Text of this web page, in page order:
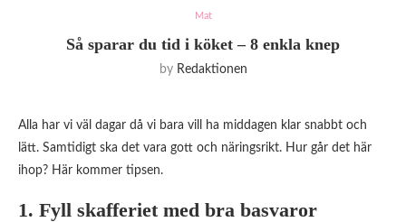
Mat
Så sparar du tid i köket – 8 enkla knep
by Redaktionen
Alla har vi väl dagar då vi bara vill ha middagen klar snabbt och
lätt. Samtidigt ska det vara gott och näringsrikt. Hur går det här
ihop? Här kommer tipsen.
1. Fyll skafferiet med bra basvaror